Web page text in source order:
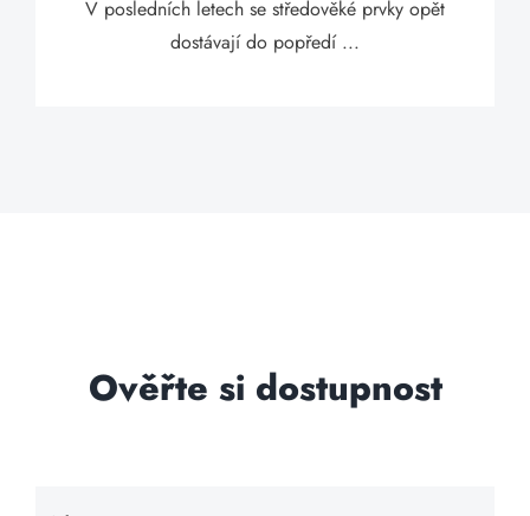
V posledních letech se středověké prvky opět
dostávají do popředí ...
Ověřte si dostupnost